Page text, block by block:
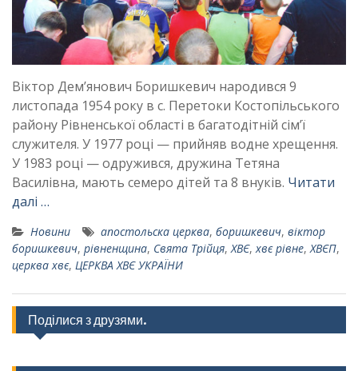
Віктор Дем’янович Боришкевич народився 9
листопада 1954 року в с. Перетоки Костопільського
району Рівненської області в багатодітній сім’ї
служителя. У 1977 році — прийняв водне хрещення.
У 1983 році — одружився, дружина Тетяна
Василівна, мають семеро дітей та 8 внуків. Читати
далі …
Новини апостольска церква, боришкевич, віктор
боришкевич, рівненщина, Свята Трійця,ХВЄ,хвє рівне,ХВЄП,
церква хвє, ЦЕРКВА ХВЄ УКРАЇНИ
Поділися з друзями.